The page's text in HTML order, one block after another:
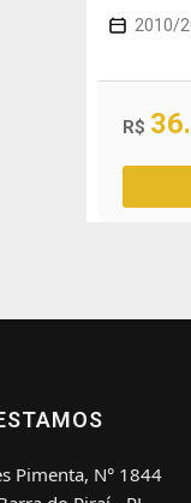
2010/
R$
Pimenta, N° 1844